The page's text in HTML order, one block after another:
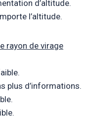
d’altitude.
l’altitude.
rayon de virage
plus d’informations.